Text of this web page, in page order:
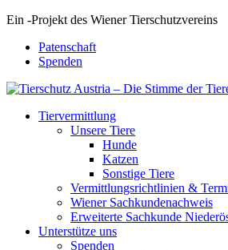
Ein -Projekt des Wiener Tierschutzvereins
Patenschaft
Spenden
Tiervermittlung
Unsere Tiere
Hunde
Katzen
Sonstige Tiere
Vermittlungsrichtlinien &
Wiener Sachkundenachweis
Erweiterte Sachkunde
Unterstütze uns
Spenden